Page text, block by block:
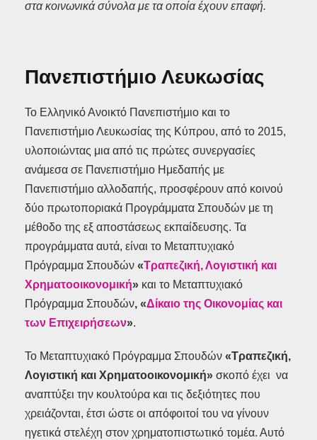
στα κοινωνικά σύνολα με τα οποία έχουν επαφή.
Πανεπιστήμιο Λευκωσίας
Το Ελληνικό Ανοικτό Πανεπιστήμιο και το
Πανεπιστήμιο Λευκωσίας της Κύπρου, από το 2015,
υλοποιώντας μια από τις πρώτες συνεργασίες
ανάμεσα σε Πανεπιστήμιο Ημεδαπής με
Πανεπιστήμιο αλλοδαπής, προσφέρουν από κοινού
δύο πρωτοποριακά Προγράμματα Σπουδών με τη
μέθοδο της εξ αποστάσεως εκπαίδευσης. Τα
προγράμματα αυτά, είναι το Μεταπτυχιακό
Πρόγραμμα Σπουδών «Τραπεζική, Λογιστική και
Χρηματοοικονομική» και το Μεταπτυχιακό
Πρόγραμμα Σπουδών, «Δίκαιο της Οικονομίας και
των Επιχειρήσεων».
Το Μεταπτυχιακό Πρόγραμμα Σπουδών «Τραπεζική,
Λογιστική και Χρηματοοικονομική» σκοπό έχει να
αναπτύξει την κουλτούρα και τις δεξιότητες που
χρειάζονται, έτσι ώστε οι απόφοιτοί του να γίνουν
ηγετικά στελέχη στον χρηματοπιστωτικό τομέα. Αυτό